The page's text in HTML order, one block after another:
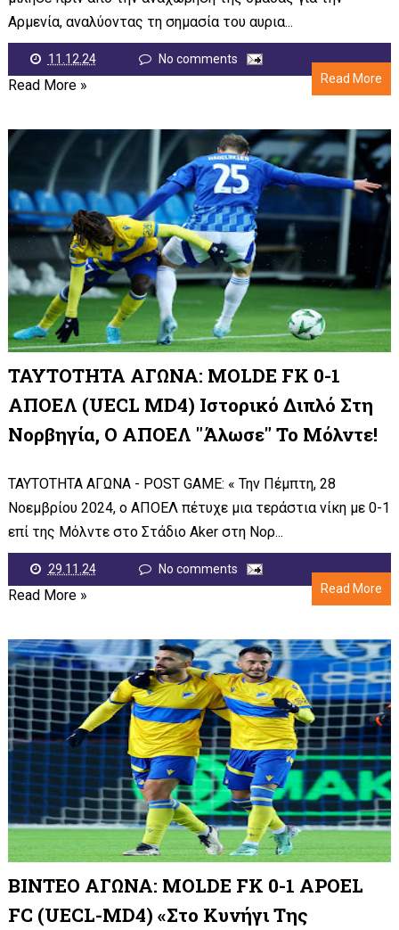
Αρμενία, αναλύοντας τη σημασία του αυρια...
11.12.24
No comments
Read More
Read More »
ΤΑΥΤΟΤΗΤΑ ΑΓΩΝΑ: MOLDE FK 0-1
ΑΠΟΕΛ (UECL MD4) Ιστορικό Διπλό Στη
Νορβηγία, Ο ΑΠΟΕΛ "άλωσε" Το Μόλντε!
ΤΑΥΤΟΤΗΤΑ ΑΓΩΝΑ - POST GAME: « Την Πέμπτη, 28
Νοεμβρίου 2024, ο ΑΠΟΕΛ πέτυχε μια τεράστια νίκη με 0-1
επί της Μόλντε στο Στάδιο Aker στη Νορ...
29.11.24
No comments
Read More
Read More »
ΒΙΝΤΕΟ ΑΓΩΝΑ: MOLDE FK 0-1 APOEL
FC (UECL-MD4) «Στο Κυνήγι Της